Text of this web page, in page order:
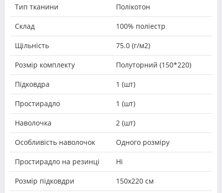
Тип тканини Полікотон
Склад 100% поліестр
Щільність 75.0 (г/м2)
Розмір комплекту Полуторний (150*220)
Підковдра 1 (шт)
Простирадло 1 (шт)
Наволочка 2 (шт)
Особливість наволочок Одного розміру
Простирадло на резинці Ні
Розмір підковдри 150х220 см